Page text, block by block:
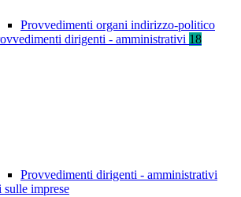
Provvedimenti organi indirizzo-politico
dirigenti - amministrativi 18
Provvedimenti dirigenti - amministrativi
imprese